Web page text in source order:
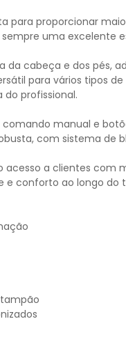
para proporcionar
uma excelente
da cabeça e dos pés,
para vários tipos
profissional.
manual e
com sistema de
a clientes com
e conforto ao longo do